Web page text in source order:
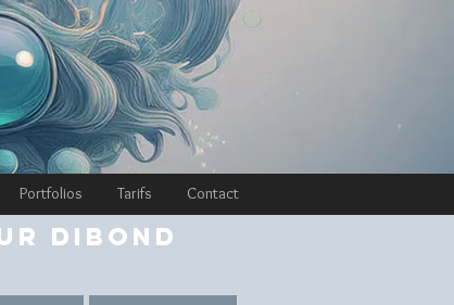
Portfolios Tarifs Contact
Dibond